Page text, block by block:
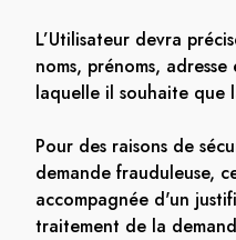
L’Utilisateur devra
noms, prénoms,
laquelle il souhaite que
Pour des raisons de
demande frauduleuse,
accompagnée d'un
traitement de la